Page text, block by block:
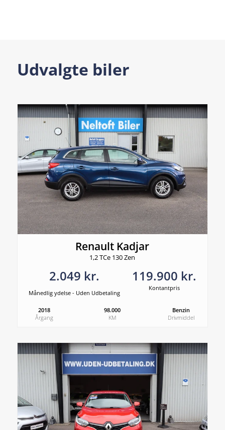
Udvalgte biler
Renault Kadjar
1,2 TCe 130 Zen
2.049 kr.
Månedlig ydelse - Uden Udbetaling
119.900 kr.
Kontantpris
2018
Årgang
98.000
KM
Benzin
Drivmiddel